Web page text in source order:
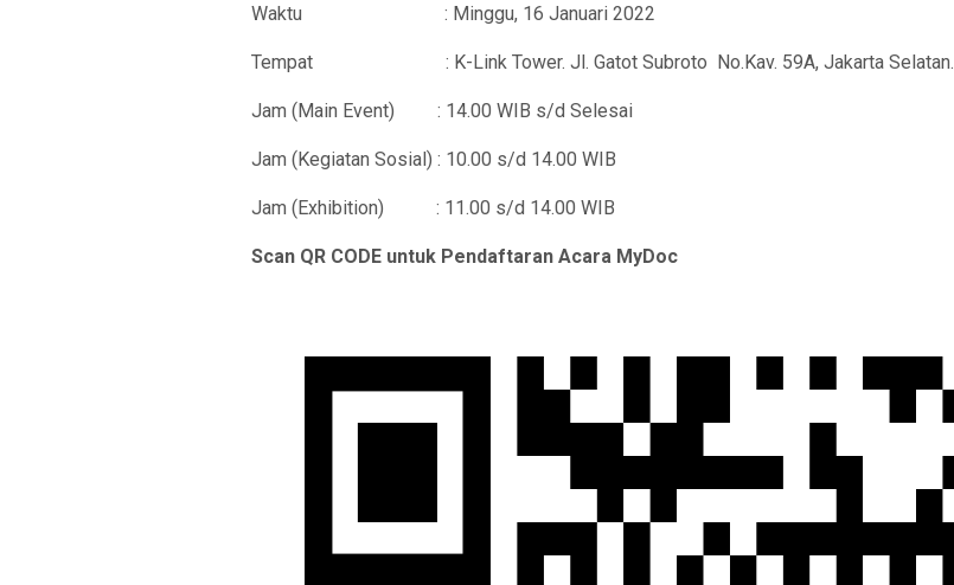
Waktu : Minggu, 16 Januari 2022
Tempat : K-Link Tower. Jl. Gatot Subroto No.Kav. 59A, Jakarta Selatan.
Jam (Main Event) : 14.00 WIB s/d Selesai
Jam (Kegiatan Sosial) : 10.00 s/d 14.00 WIB
Jam (Exhibition) : 11.00 s/d 14.00 WIB
Scan QR CODE untuk Pendaftaran Acara MyDoc